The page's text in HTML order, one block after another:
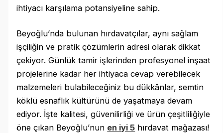
ihtiyacı karşılama potansiyeline sahip.
Beyoğlu’nda bulunan hırdavatçılar, aynı sağlam
işçiliğin ve pratik çözümlerin adresi olarak dikkat
çekiyor. Günlük tamir işlerinden profesyonel inşaat
projelerine kadar her ihtiyaca cevap verebilecek
malzemeleri bulabileceğiniz bu dükkânlar, semtin
köklü esnaflık kültürünü de yaşatmaya devam
ediyor. İşte kalitesi, güvenilirliği ve ürün çeşitliliğiyle
öne çıkan Beyoğlu’nun en iyi 5 hırdavat mağazası!